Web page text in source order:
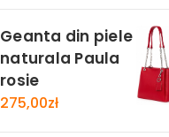
Geanta din piele
naturala Paula
rosie
275,00zł